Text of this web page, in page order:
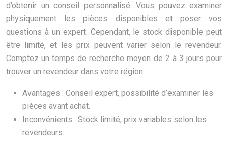
d’obtenir un conseil personnalisé. Vous pouvez examiner
physiquement les pièces disponibles et poser vos
questions à un expert. Cependant, le stock disponible peut
être limité, et les prix peuvent varier selon le revendeur.
Comptez un temps de recherche moyen de 2 à 3 jours pour
trouver un revendeur dans votre région.
Avantages : Conseil expert, possibilité d’examiner les
pièces avant achat.
Inconvénients : Stock limité, prix variables selon les
revendeurs.